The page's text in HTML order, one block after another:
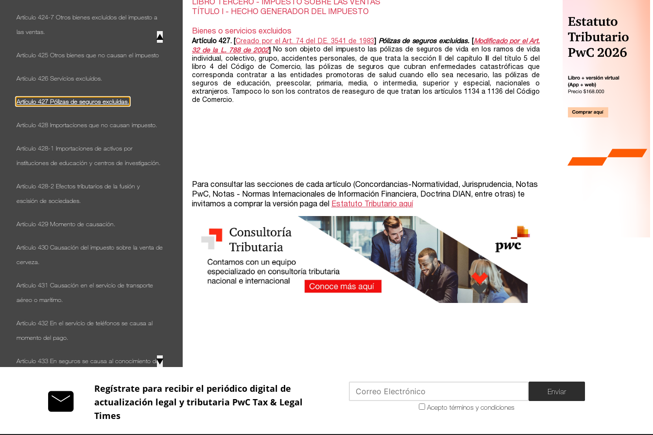
▲
▼
Artículo 424-7 Otros bienes excluidos del impuesto a
las ventas.
Artículo 425 Otros bienes que no causan el impuesto
Artículo 426 Servicios excluidos.
Artículo 427 Pólizas de seguros excluidas.
Artículo 428 Importaciones que no causan impuesto.
Artículo 428-1 Importaciones de activos por
instituciones de educación y centros de investigación.
Artículo 428-2 Efectos tributarios de la fusión y
escisión de sociedades.
Artículo 429 Momento de causación.
Artículo 430 Causación del impuesto sobre la venta de
cerveza.
Artículo 431 Causación en el servicio de transporte
aéreo o marítimo.
Artículo 432 En el servicio de teléfonos se causa al
momento del pago.
Artículo 433 En seguros se causa al conocimiento de
Artículo 434 En seguros de transporte.
Regístrate para recibir el periódico digital de
actualización legal y tributaria PwC Tax & Legal
Times
Enviar
Acepto términos y condiciones